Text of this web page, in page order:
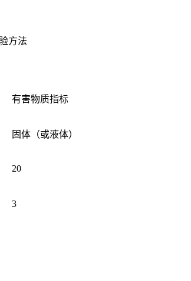
方法
有害物质指标
固体（或液体）
20
3